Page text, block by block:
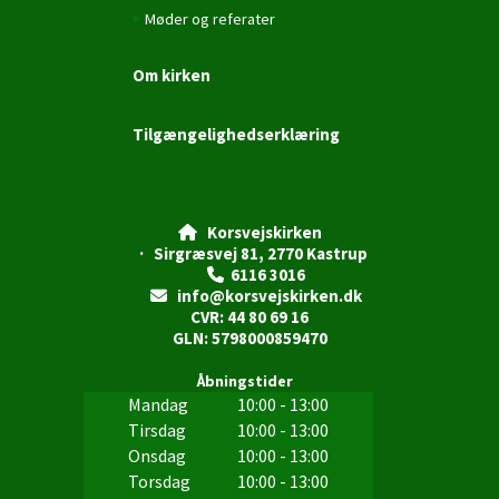
Møder og referater
Om kirken
Tilgængelighedserklæring
Korsvejskirken
· Sirgræsvej 81, 2770 Kastrup
 6116 3016

info@korsvejskirken.dk
CVR: 44 80 69 16
GLN: 5798000859470
Åbningstider
Mandag
10:00 - 13:00
Tirsdag
10:00 - 13:00
Onsdag
10:00 - 13:00
Torsdag
10:00 - 13:00